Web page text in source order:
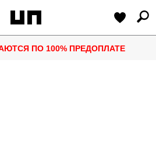
ПО 100% ПРЕДОПЛАТЕ